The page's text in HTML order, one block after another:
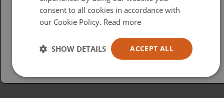
USA
Español
consent to all cookies in accordance with
our Cookie Policy. Read more
ACCEPT ALL
SHOW DETAILS